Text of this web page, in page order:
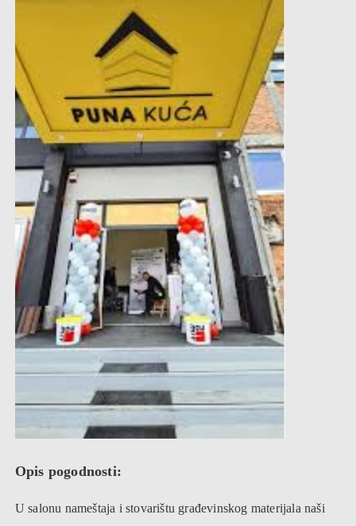
Opis pogodnosti:
U salonu nameštaja i stovarištu građevinskog materijala naši